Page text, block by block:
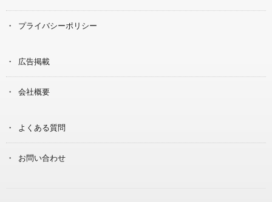
プライバシーポリシー
広告掲載
会社概要
よくある質問
お問い合わせ